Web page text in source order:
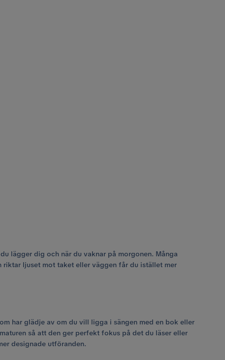
lägger dig och när du vaknar på morgonen. Många
ljuset mot taket eller väggen får du istället mer
har glädje av om du vill ligga i sängen med en bok eller
så att den ger perfekt fokus på det du läser eller
designade utföranden.